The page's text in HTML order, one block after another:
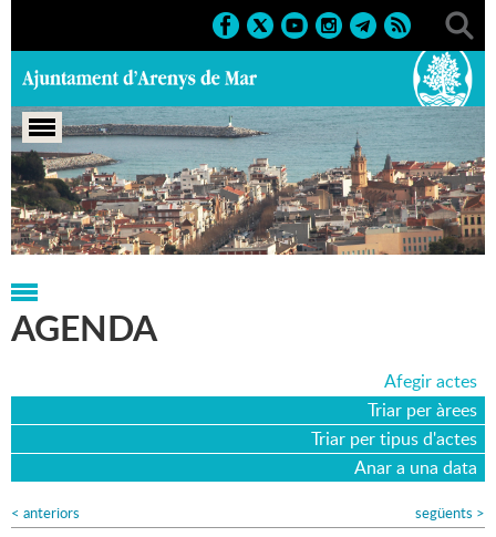
Portada > Agenda > 02-05-2018
AGENDA
Afegir actes
Triar per àrees
Triar per tipus d'actes
Anar a una data
< anteriors següents >